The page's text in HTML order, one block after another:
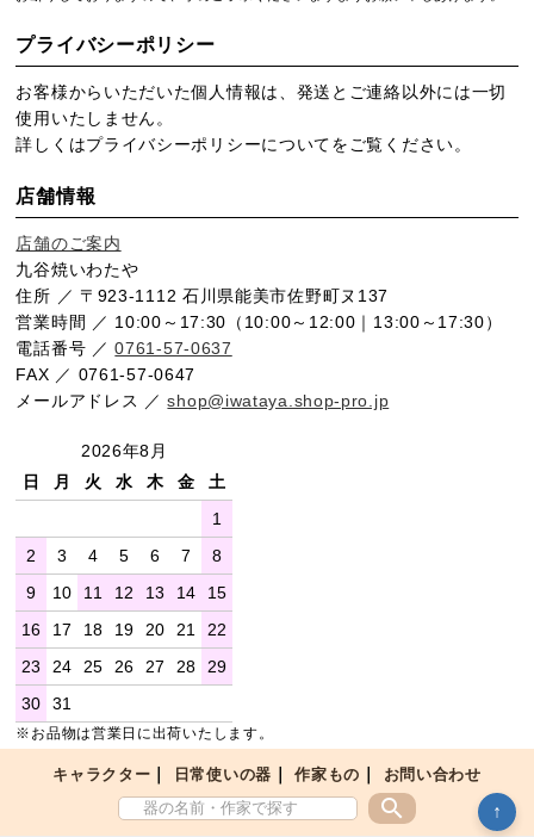
キャラクター 日常使いの器 ｜作家もの お問い合わせ
search
プライバシーポリシー
お客様からいただいた個人情報は、発送とご連絡以外には一切
使用いたしません。
詳しくはプライバシーポリシーについてをご覧ください。
店舗情報
店舗のご案内
九谷焼いわたや
住所 ／ 〒923-1112 石川県能美市佐野町ヌ137
営業時間 ／ 10:00～17:30（10:00～12:00｜13:00～17:30）
電話番号 ／0761-57-0637
FAX ／ 0761-57-0647
メールアドレス ／shop@iwataya.shop-pro.jp
2026年8月
日
月 火 水 木 金
土
1
2
3 4 5 6 7
8
9
10 11 12 13 14
15
16
17 18 19 20 21
22
23
24 25 26 27 28
29
30
31
※お品物は営業日に出荷いたします。
支払・配送について
特定商取引法に基づく表記
プライバシーポリシー
お問い合わせ
OEM生産について
↑